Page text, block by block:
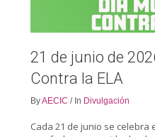
21 de junio de
Contra la ELA
ByAECIC / In Divulgación
Cada 21 de junio se celebra